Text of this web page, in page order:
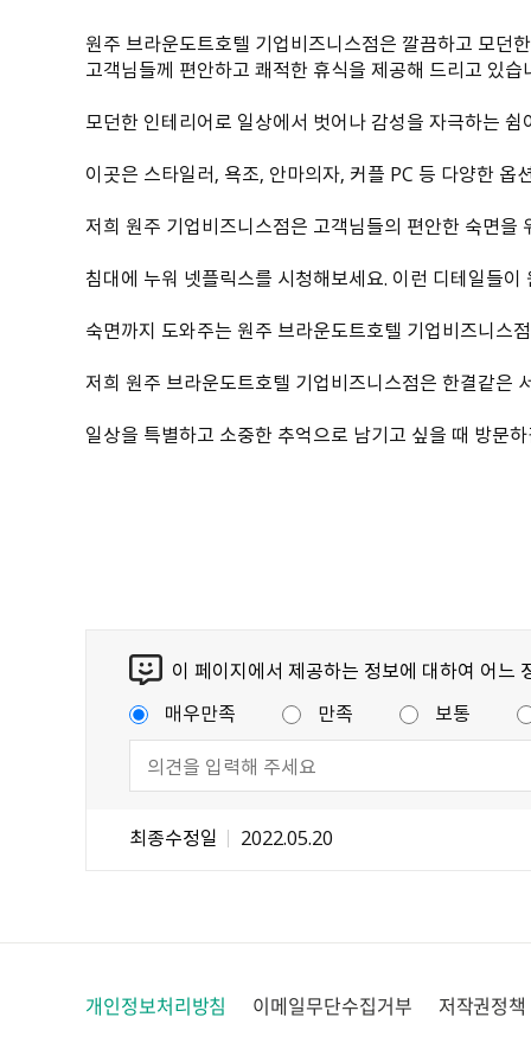
원주 브라운도트호텔 기업비즈니스점은 깔끔하고 모던
고객님들께 편안하고 쾌적한 휴식을 제공해 드리고 있습
모던한 인테리어로 일상에서 벗어나 감성을 자극하는
이곳은 스타일러, 욕조, 안마의자, 커플 PC 등 다양한 옵
저희 원주 기업비즈니스점은 고객님들의 편안한 숙면을
침대에 누워 넷플릭스를 시청해보세요. 이런 디테일들
숙면까지 도와주는 원주 브라운도트호텔 기업비즈니스
저희 원주 브라운도트호텔 기업비즈니스점은 한결같은
일상을 특별하고 소중한 추억으로 남기고 싶을 때 방문
이 페이지에서 제공하는 정보에 대하여 어느
매우만족
만족 보통
최종수정일 2022.05.20
개인정보처리방침 이메일무단수집거부 저작권정책